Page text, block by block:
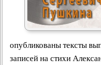
опубликованы тексты
записей на стихи